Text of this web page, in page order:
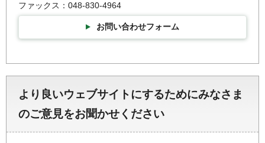
ファックス：048-830-4964
お問い合わせフォーム
より良いウェブサイトにするためにみなさま
のご意見をお聞かせください